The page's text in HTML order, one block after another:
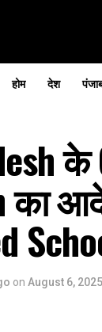
होम देश
के
का
on August 6, 2025